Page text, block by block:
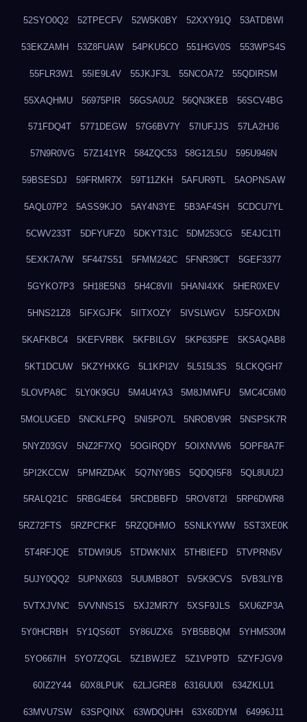
52SYO0Q2 52TPECFV 52W5K0BY 52XXY91Q 53ATDBWI
53EKZAMH 53Z8FUAW 54PKU5CO 551HGV0S 553WPS4S
55FLR3W1 55IE9L4V 55JKJF3L 55NCOA72 55QDIRSM
55XAQHMU 56975PIR 56GSA0U2 56QN3KEB 56SCV4BG
571FDQ4T 5771DEGW 57G6BV7Y 57IUFJJS 57LA2HJ6
57N9R0VG 57Z141YR 584ZQC53 58G12L5U 595U946N
59BSESDJ 59FRMR7X 59T11ZKH 5AFUR9TL 5AOPNSAW
5AQL07P2 5ASS9KJO 5AY4N3YE 5B3AF4SH 5CDCU7YL
5CWV233T 5DFYUFZ0 5DKYT31C 5DM253CG 5E4JC1TI
5EXK7A7W 5F447S51 5FMM242C 5FNR39CT 5GEF3377
5GYKO7P3 5H18E5N3 5H4C8VII 5HANI4XK 5HER0XEV
5HNS21Z8 5IFXGJFK 5IITXOZY 5IVSLWGV 5J5FOXDN
5KAFKBC4 5KEFVRBK 5KFBILGV 5KP635PE 5KSAQAB8
5KT1DCUW 5KZYHXKG 5L1KPI2V 5L515L3S 5LCKQGH7
5LOVPA8C 5LY0K9GU 5M4U4YA3 5M8JMWFU 5MC4C6M0
5MOLUGED 5NCKLFPQ 5NI5PO7L 5NROBV9R 5NSPSK7R
5NYZ03GV 5NZ2F7XQ 5OGIRQDY 5OIXNVW6 5OPF8A7F
5PI2KCCW 5PMRZDAK 5Q7NY9BS 5QDQI5F8 5QL8UU2J
5RALQ21C 5RBG4E64 5RCDBBFD 5ROV8T2I 5RP6DWR8
5RZ72FTS 5RZPCFKF 5RZQDHMO 5SNLKYWW 5ST3XE0K
5T4RFJQE 5TDWI9U5 5TDWKNIX 5THBIEFD 5TVPRN5V
5UJY0QQ2 5UPNX603 5UUMB8OT 5V5K9CVS 5VB3LIYB
5VTXJVNC 5VVNNS1S 5XJ2MR7Y 5XSF9JLS 5XU6ZP3A
5Y0HCRBH 5Y1QS60T 5Y86UZX6 5YB5BBQM 5YHM530M
5YO667IH 5YO7ZQGL 5Z1BWJEZ 5Z1VP9TD 5ZYFJGV9
60IZ2Y44 60X8LPUK 62LJGRE8 6316UU0I 634ZKLU1
63MVU7SW 63SPQINX 63WDQUHH 63X60DYM 64996J11